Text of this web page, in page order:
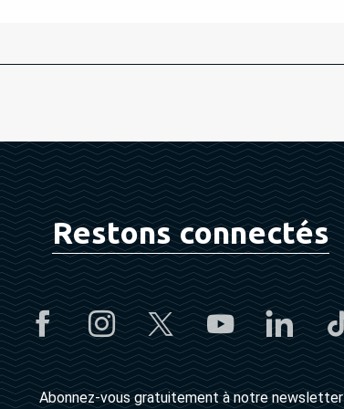
Restons connectés
Abonnez-vous gratuitement à notre newsletter